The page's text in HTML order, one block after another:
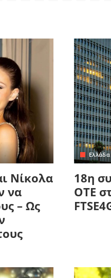
Νίκολα
να
– Ως
Ελλάδα
18η
ΟΤΕ